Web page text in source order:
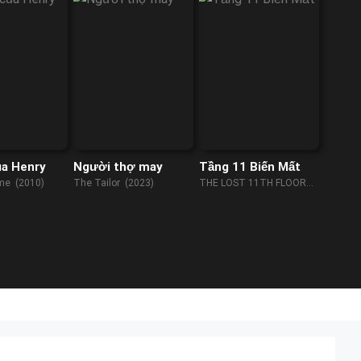
Henry
(2010)
Người thợ may
The Tailor (2023)
Tầng 11 Biến Mất
THE LOST 11TH FLOOR